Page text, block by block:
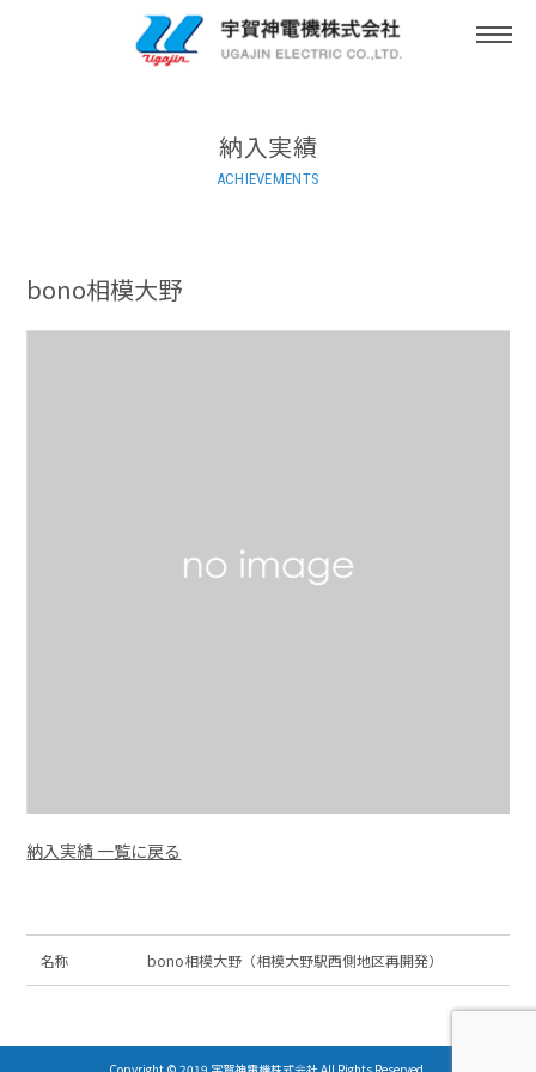
納入実績
ACHIEVEMENTS
bono相模大野
納入実績 一覧に戻る
名称 bono相模大野（相模大野駅西側地区再開発）